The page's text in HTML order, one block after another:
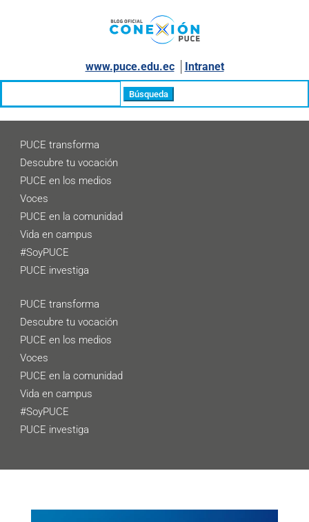
www.puce.edu.ec│ Intranet
PUCE transforma
Descubre tu vocación
PUCE en los medios
Voces
PUCE en la comunidad
Vida en campus
#SoyPUCE
PUCE investiga
PUCE transforma
Descubre tu vocación
PUCE en los medios
Voces
PUCE en la comunidad
Vida en campus
#SoyPUCE
PUCE investiga